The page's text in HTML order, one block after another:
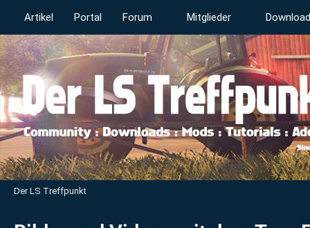
Artikel Portal Forum Mitglieder
Der LS Treffpunkt